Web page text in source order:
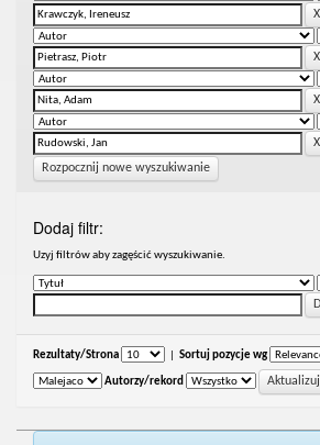
Rozpocznij nowe wyszukiwanie
Dodaj filtr:
Uzyj filtrów aby zagęścić wyszukiwanie.
Rezultaty/Strona Sortuj pozycje wg
Autorzy/rekord